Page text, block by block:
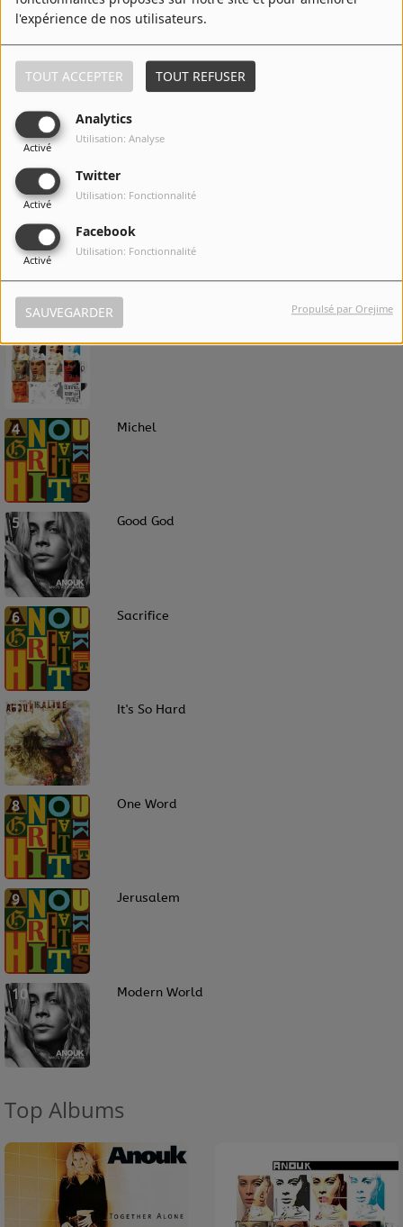
l'expérience de nos utilisateurs.
TOUT ACCEPTER TOUT REFUSER
Analytics
Activé
Utilisation: Analyse
Twitter
Activé
Utilisation: Fonctionnalité
Facebook
Activé
Utilisation: Fonctionnalité
SAUVEGARDER Propulsé par Orejime
LIRE LA SUITE
Top Titres
Nobody's Wife
2 Lost
Girl
4 Michel
5 Good God
6 Sacrifice
7 It's So Hard
8 One Word
9 Jerusalem
10 Modern World
Top Albums